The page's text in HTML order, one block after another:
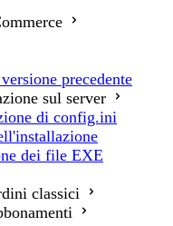
precedente
sul server
di config.ini
dei file EXE
classici